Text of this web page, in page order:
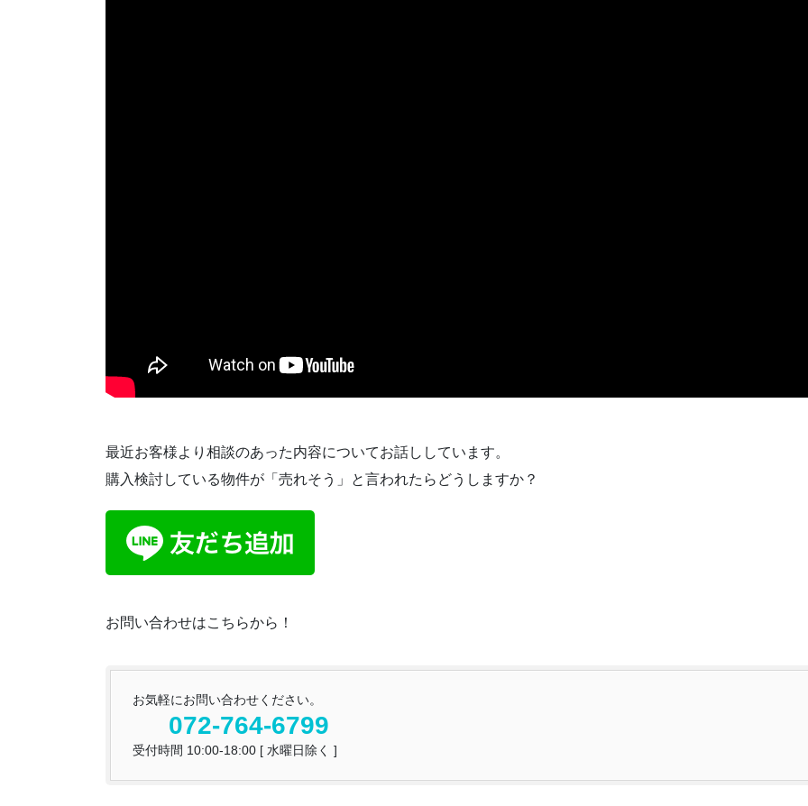
最近お客様より相談のあった内容についてお話ししています。
購入検討している物件が「売れそう」と言われたらどうしますか？
お問い合わせはこちらから！
お気軽にお問い合わせください。
072-764-6799
受付時間 10:00-18:00 [ 水曜日除く ]